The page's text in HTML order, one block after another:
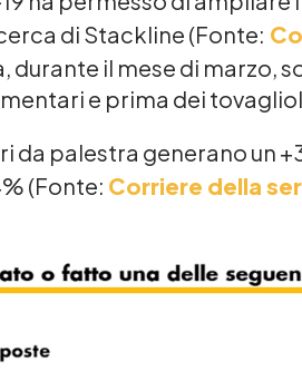
di Stackline (Fonte:
durante il mese di marzo,
e prima dei
da palestra generano un
(Fonte: Corriere della